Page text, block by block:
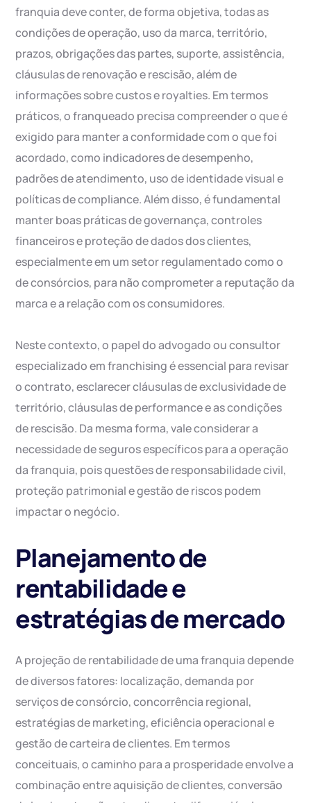
franquia deve conter, de forma objetiva, todas as
condições de operação, uso da marca, território,
prazos, obrigações das partes, suporte, assistência,
cláusulas de renovação e rescisão, além de
informações sobre custos e royalties. Em termos
práticos, o franqueado precisa compreender o que é
exigido para manter a conformidade com o que foi
acordado, como indicadores de desempenho,
padrões de atendimento, uso de identidade visual e
políticas de compliance. Além disso, é fundamental
manter boas práticas de governança, controles
financeiros e proteção de dados dos clientes,
especialmente em um setor regulamentado como o
de consórcios, para não comprometer a reputação da
marca e a relação com os consumidores.
Neste contexto, o papel do advogado ou consultor
especializado em franchising é essencial para revisar
o contrato, esclarecer cláusulas de exclusividade de
território, cláusulas de performance e as condições
de rescisão. Da mesma forma, vale considerar a
necessidade de seguros específicos para a operação
da franquia, pois questões de responsabilidade civil,
proteção patrimonial e gestão de riscos podem
impactar o negócio.
Planejamento de
rentabilidade e
estratégias de mercado
A projeção de rentabilidade de uma franquia depende
de diversos fatores: localização, demanda por
serviços de consórcio, concorrência regional,
estratégias de marketing, eficiência operacional e
gestão de carteira de clientes. Em termos
conceituais, o caminho para a prosperidade envolve a
combinação entre aquisição de clientes, conversão